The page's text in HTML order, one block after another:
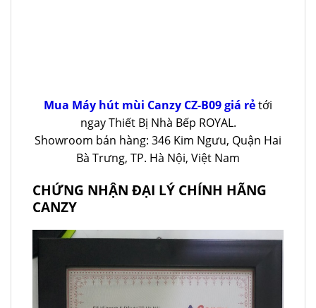
Mua Máy hút mùi Canzy CZ-B09 giá rẻtới
ngay Thiết Bị Nhà Bếp ROYAL.
Showroom bán hàng: 346 Kim Ngưu, Quận Hai
Bà Trưng, TP. Hà Nội, Việt Nam
CHỨNG NHẬN ĐẠI LÝ CHÍNH HÃNG
CANZY